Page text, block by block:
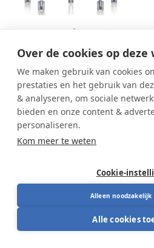
Over de cookies op deze
We maken gebruik van cookies
prestaties en het gebruik van
& analyseren, om sociale
bieden en onze content &
personaliseren.
Kom meer te weten
Cookie-
Alleen noodzakelijk
Alle cookies
Interstuhl Silver 162S
Interstuhl Silver 362S